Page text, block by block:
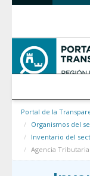
Saltar al
Portal de la
Organismos del
Inventario del
Agencia